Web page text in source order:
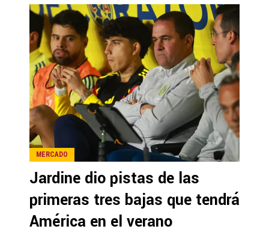
MERCADO
Jardine dio pistas de las
primeras tres bajas que tendrá
América en el verano